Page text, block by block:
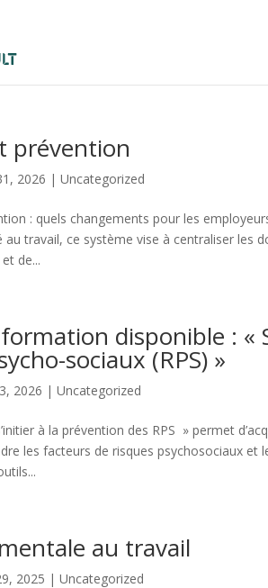
prévention
2026 |Uncategorized
: quels changements pour les
au travail, ce système vise à centraliser
de...
disponible : «
sociaux (RPS) »
2026 |Uncategorized
à la prévention des RPS » permet
les facteurs de risques psychosociaux
au travail
2025 |Uncategorized